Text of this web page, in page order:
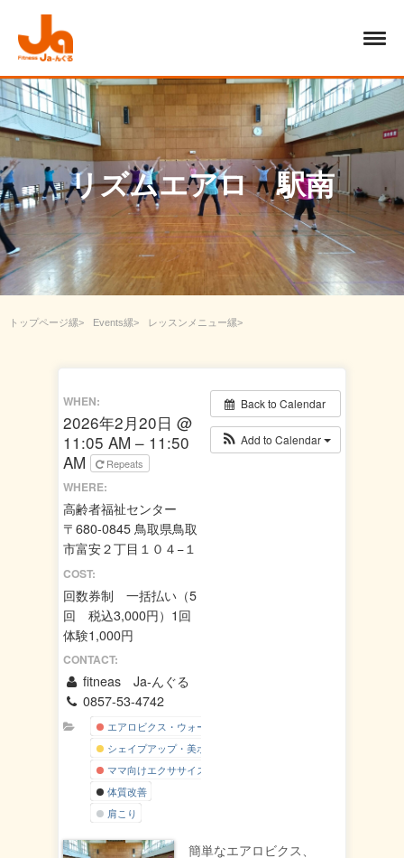
リズムエアロ 駅南
トップページ Events
レッスンメニュー
Back to Calendar
Add to Calendar
WHEN:
2026年2月20日 @
11:05 AM – 11:50
AM
Repeats
WHERE:
高齢者福祉センター
〒680-0845 鳥取県鳥取
市富安２丁目１０４−１
COST:
回数券制 一括払い（5
回 税込3,000円）1回
体験1,000円
CONTACT:
fitneas Ja-んぐる
0857-53-4742
エアロビクス・ウォーキング
シェイプアップ・美ボディー
ママ向けエクササイズ
体質改善
肩こり
簡単なエアロビクス、